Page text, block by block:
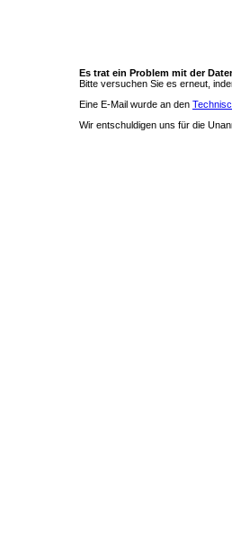
Es trat ein Problem mit der
Bitte versuchen Sie es erneut,
Eine E-Mail wurde an den
Wir entschuldigen uns für die